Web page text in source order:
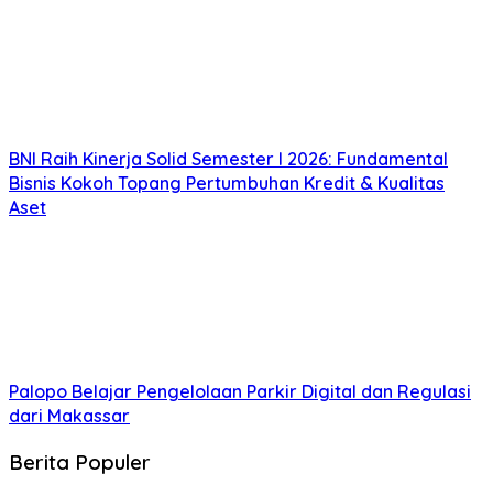
BNI Raih Kinerja Solid Semester I 2026: Fundamental
Bisnis Kokoh Topang Pertumbuhan Kredit & Kualitas
Aset
Palopo Belajar Pengelolaan Parkir Digital dan Regulasi
dari Makassar
Berita Populer